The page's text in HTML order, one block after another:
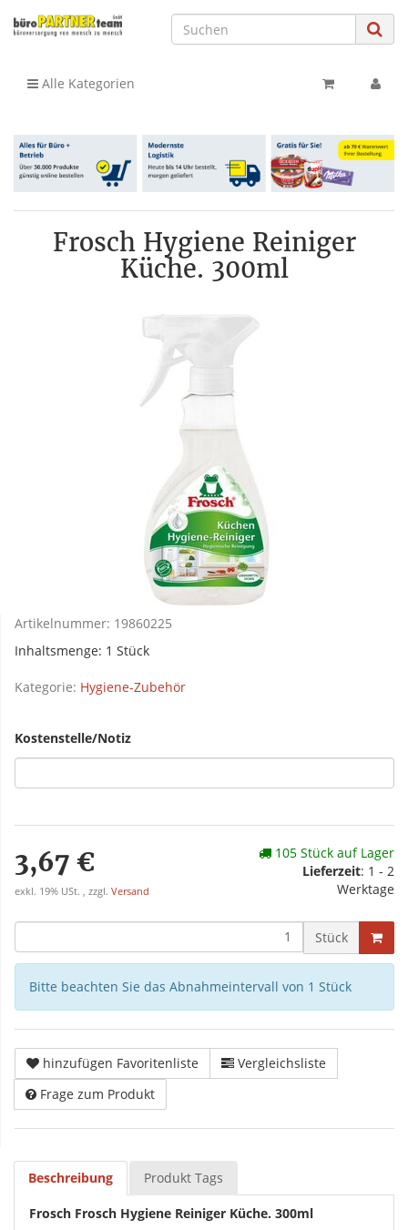
Alle Kategorien
Frosch Hygiene Reiniger
Küche. 300ml
Artikelnummer: 19860225
Inhaltsmenge: 1 Stück
Kategorie: Hygiene-Zubehör
Kostenstelle/Notiz
3,67 €
exkl. 19% USt. , zzgl. Versand
105 Stück auf Lager
Lieferzeit: 1 - 2
Werktage
Stück
Bitte beachten Sie das Abnahmeintervall von 1 Stück
hinzufügen Favoritenliste
Vergleichsliste
Frage zum Produkt
Beschreibung Produkt Tags
Frosch Frosch Hygiene Reiniger Küche. 300ml